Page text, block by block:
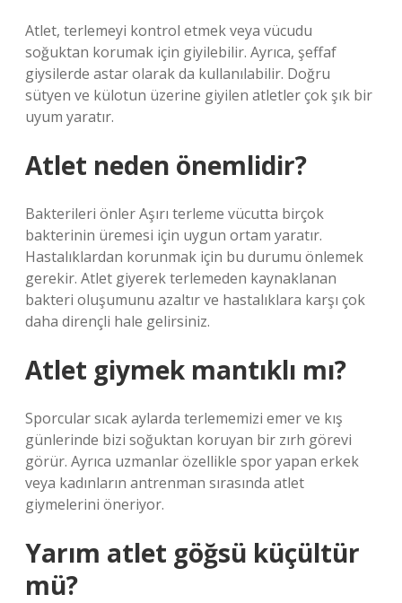
Atlet, terlemeyi kontrol etmek veya vücudu
soğuktan korumak için giyilebilir. Ayrıca, şeffaf
giysilerde astar olarak da kullanılabilir. Doğru
sütyen ve külotun üzerine giyilen atletler çok şık bir
uyum yaratır.
Atlet neden önemlidir?
Bakterileri önler Aşırı terleme vücutta birçok
bakterinin üremesi için uygun ortam yaratır.
Hastalıklardan korunmak için bu durumu önlemek
gerekir. Atlet giyerek terlemeden kaynaklanan
bakteri oluşumunu azaltır ve hastalıklara karşı çok
daha dirençli hale gelirsiniz.
Atlet giymek mantıklı mı?
Sporcular sıcak aylarda terlememizi emer ve kış
günlerinde bizi soğuktan koruyan bir zırh görevi
görür. Ayrıca uzmanlar özellikle spor yapan erkek
veya kadınların antrenman sırasında atlet
giymelerini öneriyor.
Yarım atlet göğsü küçültür
mü?